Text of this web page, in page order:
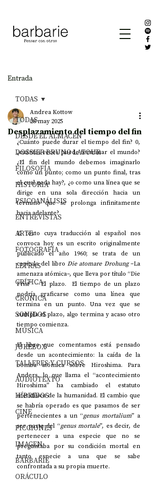
Entrada
TODAS
DESDE EL ALMACÉN
DOSSIER BRUNO LATOUR
FILOSOFÍA
HISTORIA
PSICOANÁLISIS
ENTREVISTAS
ARTE
FOTOGRAFÍA
LETRAS
CRÍTICA
CRÓNICA
SONIDOS
MÚSICA
JUKEBOX
TALLERES Y CURSOS
AUDIOTEXTO
HÍBRIDOS
CINE
FICCIONES
IMAGEN
BARBARIE
ORÁCULO
TODAS
Desplazamiento del tiempo del fin
Andrea Kottow
28 may 2025
¿Cuánto puede durar el tiempo del fin? 0,
¿cuántas veces puede terminar el mundo?
¿El fin del mundo debemos imaginarlo
como un punto; como un punto final, tras
el cual nada hay?, ¿o como una línea que se
dirige en una sola dirección hacia un
término que se prolonga infinitamente
hacia adelante?
El texto cuya traducción al español nos
convoca hoy es un escrito originalmente
publicado el año 1960; se trata de un
capítulo del libro Die atomare Drohung –La
amenaza atómica–, que lleva por título “Die
Frist” – El plazo.  El tiempo de un plazo
podría graficarse como una línea que
termina en un punto. Una vez que se
cumpla el plazo, algo termina y acaso otro
tiempo comienza.
El libro que comentamos está pensado
desde un acontecimiento: la caída de la
bomba atómica sobre Hiroshima. Para
Anders, lo que llama el “acontecimiento
Hiroshima” ha cambiado el estatuto
metafísico de la humanidad. El cambio que
se habría operado es que pasamos de ser
pertenecientes a un “genus mortalium” a
ser parte del “genus mortale”, es decir, de
pertenecer a una especie que no se
preguntaba por su condición mortal en
tanto especie a una que se sabe
confrontada a su propia muerte.